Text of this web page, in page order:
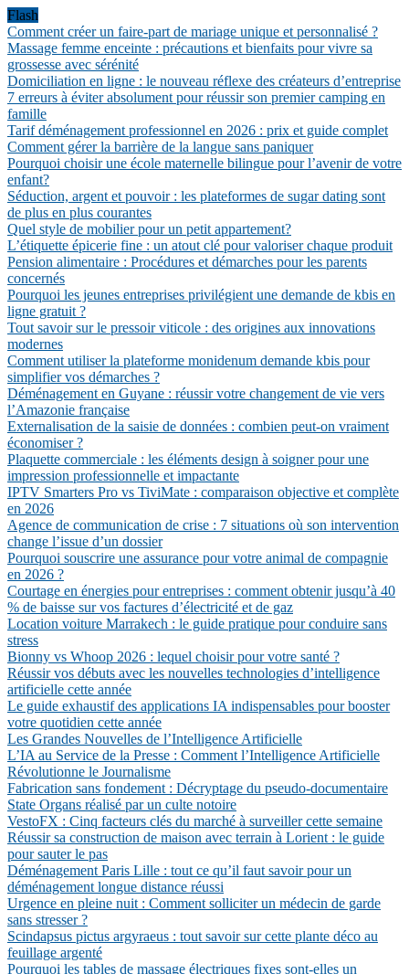
Flash
Comment créer un faire-part de mariage unique et personnalisé ?
Massage femme enceinte : précautions et bienfaits pour vivre sa
grossesse avec sérénité
Domiciliation en ligne : le nouveau réflexe des créateurs d’entreprise
7 erreurs à éviter absolument pour réussir son premier camping en
famille
Tarif déménagement professionnel en 2026 : prix et guide complet
Comment gérer la barrière de la langue sans paniquer
Pourquoi choisir une école maternelle bilingue pour l’avenir de votre
enfant?
Séduction, argent et pouvoir : les plateformes de sugar dating sont
de plus en plus courantes
Quel style de mobilier pour un petit appartement?
L’étiquette épicerie fine : un atout clé pour valoriser chaque produit
Pension alimentaire : Procédures et démarches pour les parents
concernés
Pourquoi les jeunes entreprises privilégient une demande de kbis en
ligne gratuit ?
Tout savoir sur le pressoir viticole : des origines aux innovations
modernes
Comment utiliser la plateforme monidenum demande kbis pour
simplifier vos démarches ?
Déménagement en Guyane : réussir votre changement de vie vers
l’Amazonie française
Externalisation de la saisie de données : combien peut-on vraiment
économiser ?
Plaquette commerciale : les éléments design à soigner pour une
impression professionnelle et impactante
IPTV Smarters Pro vs TiviMate : comparaison objective et complète
en 2026
Agence de communication de crise : 7 situations où son intervention
change l’issue d’un dossier
Pourquoi souscrire une assurance pour votre animal de compagnie
en 2026 ?
Courtage en énergies pour entreprises : comment obtenir jusqu’à 40
% de baisse sur vos factures d’électricité et de gaz
Location voiture Marrakech : le guide pratique pour conduire sans
stress
Bionny vs Whoop 2026 : lequel choisir pour votre santé ?
Réussir vos débuts avec les nouvelles technologies d’intelligence
artificielle cette année
Le guide exhaustif des applications IA indispensables pour booster
votre quotidien cette année
Les Grandes Nouvelles de l’Intelligence Artificielle
L’IA au Service de la Presse : Comment l’Intelligence Artificielle
Révolutionne le Journalisme
Fabrication sans fondement : Décryptage du pseudo-documentaire
State Organs réalisé par un culte notoire
VestoFX : Cinq facteurs clés du marché à surveiller cette semaine
Réussir sa construction de maison avec terrain à Lorient : le guide
pour sauter le pas
Déménagement Paris Lille : tout ce qu’il faut savoir pour un
déménagement longue distance réussi
Urgence en pleine nuit : Comment solliciter un médecin de garde
sans stresser ?
Scindapsus pictus argyraeus : tout savoir sur cette plante déco au
feuillage argenté
Pourquoi les tables de massage électriques fixes sont-elles un